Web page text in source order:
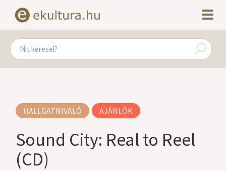
HALLGATNIVALÓ AJÁNLÓK
Sound City: Real to Reel
(CD)